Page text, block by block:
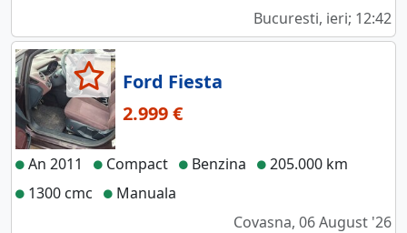
Bucuresti, ieri; 12:42
Ford Fiesta
2.999 €
An 2011 Compact Benzina
205.000 km
1300 cmc
Manuala
Covasna, 06 August '26